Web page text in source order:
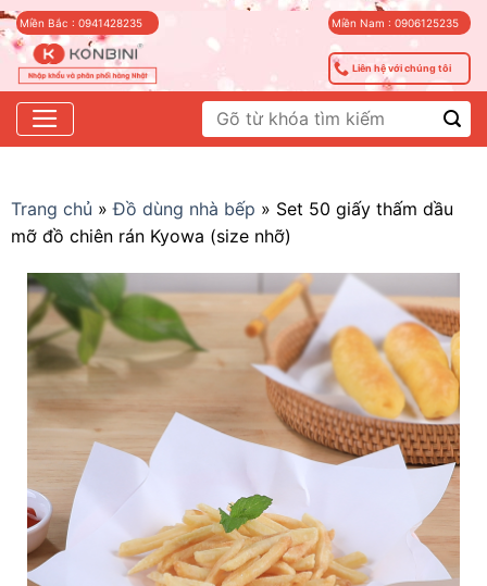
Skip
to
content
Miền Bắc : 0941428235 Miền Nam : 0906125235
Liên hệ với chúng tôi
Tìm
kiếm:
Trang chủ »Đồ dùng nhà bếp » Set 50 giấy thấm dầu
mỡ đồ chiên rán Kyowa (size nhỡ)